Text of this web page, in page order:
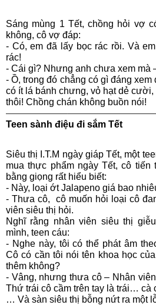
Sáng mùng 1 Tết, chồng hỏi vợ
không, cô vợ đáp:
- Có, em đã lấy bọc rác rồi. Và
rác!
- Cái gì? Nhưng anh chưa xem mà
- Ồ, trong đó chẳng có gì đáng
có ít lá bánh chưng, vỏ hạt dẻ
thôi! Chồng chán không buồn nói!
Teen sành điệu đi sắm Tết
Siêu thị I.T.M ngày giáp Tết, một
mua thực phẩm ngày Tết, cô
bằng giọng rất hiểu biết:
- Này, loại ớt Jalapeno giá bao
- Thưa cô, ‎ cô muốn hỏi loại cô
viên siêu thị hỏi.
Nghĩ rằng nhân viên siêu thị
mình, teen cáu:
- Nghe này, tôi có thể phát âm
Cô có cần tôi nói tên khoa học
thêm không?
- Vâng, nhưng thưa cô – Nhân
Thứ trái cô cầm trên tay là trái… cà
… Và sàn siêu thị bỗng nứt ra một